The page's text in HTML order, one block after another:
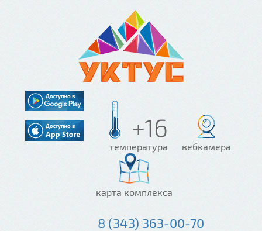
+16
температура вебкамера
карта комплекса
8 (343) 363-00-70